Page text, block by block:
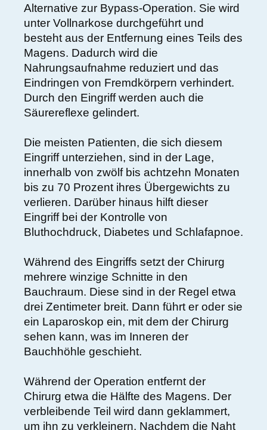
Alternative zur Bypass-Operation. Sie wird
unter Vollnarkose durchgeführt und
besteht aus der Entfernung eines Teils des
Magens. Dadurch wird die
Nahrungsaufnahme reduziert und das
Eindringen von Fremdkörpern verhindert.
Durch den Eingriff werden auch die
Säurereflexe gelindert.
Die meisten Patienten, die sich diesem
Eingriff unterziehen, sind in der Lage,
innerhalb von zwölf bis achtzehn Monaten
bis zu 70 Prozent ihres Übergewichts zu
verlieren. Darüber hinaus hilft dieser
Eingriff bei der Kontrolle von
Bluthochdruck, Diabetes und Schlafapnoe.
Während des Eingriffs setzt der Chirurg
mehrere winzige Schnitte in den
Bauchraum. Diese sind in der Regel etwa
drei Zentimeter breit. Dann führt er oder sie
ein Laparoskop ein, mit dem der Chirurg
sehen kann, was im Inneren der
Bauchhöhle geschieht.
Während der Operation entfernt der
Chirurg etwa die Hälfte des Magens. Der
verbleibende Teil wird dann geklammert,
um ihn zu verkleinern. Nachdem die Naht